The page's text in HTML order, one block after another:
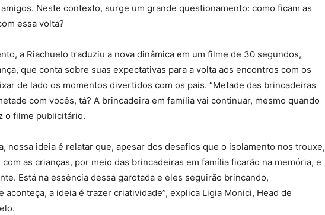
Neste contexto, surge um grande questionamento: como ficam as
essa volta?
a Riachuelo traduziu a nova dinâmica em um filme de 30 segundos,
que conta sobre suas expectativas para a volta aos encontros com os
de lado os momentos divertidos com os pais. “Metade das brincadeiras
com vocês, tá? A brincadeira em família vai continuar, mesmo quando
o filme publicitário.
nossa ideia é relatar que, apesar dos desafios que o isolamento nos trouxe,
as crianças, por meio das brincadeiras em família ficarão na memória, e
Está na essência dessa garotada e eles seguirão brincando,
aconteça, a ideia é trazer criatividade”, explica Ligia Monici, Head de